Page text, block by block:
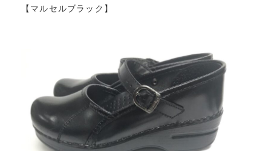
【マルセルブラック】